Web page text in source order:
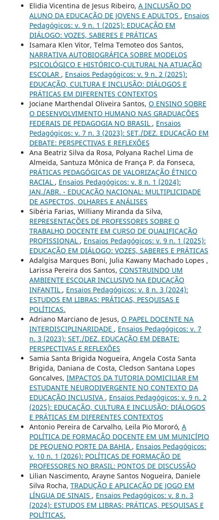
Elidia Vicentina de Jesus Ribeiro, A INCLUSÃO DO
ALUNO DA EDUCAÇÃO DE JOVENS E ADULTOS , Ensaios
Pedagógicos: v. 9 n. 1 (2025): EDUCAÇÃO EM
DIÁLOGO: VOZES, SABERES E PRÁTICAS
Isamara Klen Vitor, Telma Temoteo dos Santos,
NARRATIVA AUTOBIOGRÁFICA SOBRE MODELOS
PSICOLÓGICO E HISTÓRICO-CULTURAL NA ATUAÇÃO
ESCOLAR , Ensaios Pedagógicos: v. 9 n. 2 (2025):
EDUCAÇÃO, CULTURA E INCLUSÃO: DIÁLOGOS E
PRÁTICAS EM DIFERENTES CONTEXTOS
Jociane Marthendal Oliveira Santos, O ENSINO SOBRE
O DESENVOLVIMENTO HUMANO NAS GRADUAÇÕES
FEDERAIS DE PEDAGOGIA NO BRASIL , Ensaios
Pedagógicos: v. 7 n. 3 (2023): SET./DEZ. EDUCAÇÃO EM
DEBATE: PERSPECTIVAS E REFLEXÕES
Ana Beatriz Silva da Rosa, Polyana Rachel Lima de
Almeida, Santuza Mônica de França P. da Fonseca,
PRÁTICAS PEDAGÓGICAS DE VALORIZAÇÃO ÉTNICO
RACIAL , Ensaios Pedagógicos: v. 8 n. 1 (2024):
JAN./ABR. - EDUCAÇÃO NACIONAL: MULTIPLICIDADE
DE ASPECTOS, OLHARES E ANÁLISES
Sibéria Farias, Williany Miranda da Silva,
REPRESENTAÇÕES DE PROFESSORES SOBRE O
TRABALHO DOCENTE EM CURSO DE QUALIFICAÇÃO
PROFISSIONAL , Ensaios Pedagógicos: v. 9 n. 1 (2025):
EDUCAÇÃO EM DIÁLOGO: VOZES, SABERES E PRÁTICAS
Adalgisa Marques Boni, Julia Kawany Machado Lopes ,
Larissa Pereira dos Santos, CONSTRUINDO UM
AMBIENTE ESCOLAR INCLUSIVO NA EDUCAÇÃO
INFANTIL , Ensaios Pedagógicos: v. 8 n. 3 (2024):
ESTUDOS EM LIBRAS: PRÁTICAS, PESQUISAS E
POLÍTICAS.
Adriano Marciano de Jesus, O PAPEL DOCENTE NA
INTERDISCIPLINARIDADE , Ensaios Pedagógicos: v. 7
n. 3 (2023): SET./DEZ. EDUCAÇÃO EM DEBATE:
PERSPECTIVAS E REFLEXÕES
Samia Santa Brigida Nogueira, Angela Costa Santa
Brigida, Daniana de Costa, Cledson Santana Lopes
Goncalves, IMPACTOS DA TUTORIA DOMICILIAR EM
ESTUDANTE NEURODIVERGENTE NO CONTEXTO DA
EDUCAÇÃO INCLUSIVA , Ensaios Pedagógicos: v. 9 n. 2
(2025): EDUCAÇÃO, CULTURA E INCLUSÃO: DIÁLOGOS
E PRÁTICAS EM DIFERENTES CONTEXTOS
Antonio Pereira de Carvalho, Leila Pio Mororó, A
POLÍTICA DE FORMAÇÃO DOCENTE EM UM MUNICÍPIO
DE PEQUENO PORTE DA BAHIA , Ensaios Pedagógicos:
v. 10 n. 1 (2026): POLÍTICAS DE FORMAÇÃO DE
PROFESSORES NO BRASIL: PONTOS DE DISCUSSÃO
Lilian Nascimento, Arayne Santos Nogueira, Daniele
Silva Rocha, TRADUÇÃO E APLICAÇÃO DE JOGO EM
LÍNGUA DE SINAIS , Ensaios Pedagógicos: v. 8 n. 3
(2024): ESTUDOS EM LIBRAS: PRÁTICAS, PESQUISAS E
POLÍTICAS.